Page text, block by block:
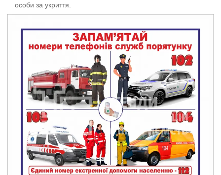
особи за укриття.